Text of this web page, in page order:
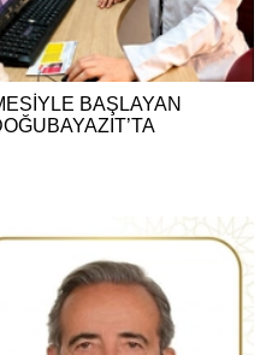
BAŞLAYAN